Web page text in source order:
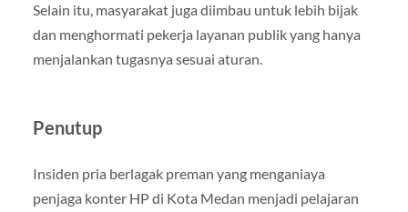
Selain itu, masyarakat juga diimbau untuk lebih bijak
dan menghormati pekerja layanan publik yang hanya
menjalankan tugasnya sesuai aturan.
Penutup
Insiden pria berlagak preman yang menganiaya
penjaga konter HP di Kota Medan menjadi pelajaran